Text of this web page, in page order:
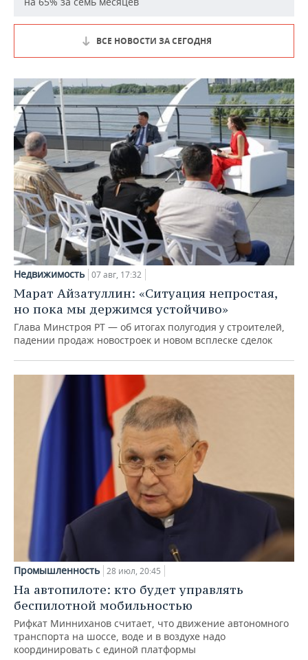
ВСЕ НОВОСТИ ЗА СЕГОДНЯ
Недвижимость 07 авг, 17:32
Марат Айзатуллин: «Ситуация непростая,
но пока мы держимся устойчиво»
Глава Минстроя РТ — об итогах полугодия у строителей,
падении продаж новостроек и новом всплеске сделок
Промышленность 28 июл, 20:45
На автопилоте: кто будет управлять
беспилотной мобильностью
Рифкат Минниханов считает, что движение автономного
транспорта на шоссе, воде и в воздухе надо
координировать с единой платформы